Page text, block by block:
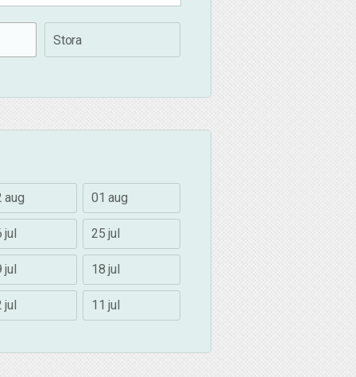
Stora
aug 01 aug
jul 25 jul
jul 18 jul
jul 11 jul